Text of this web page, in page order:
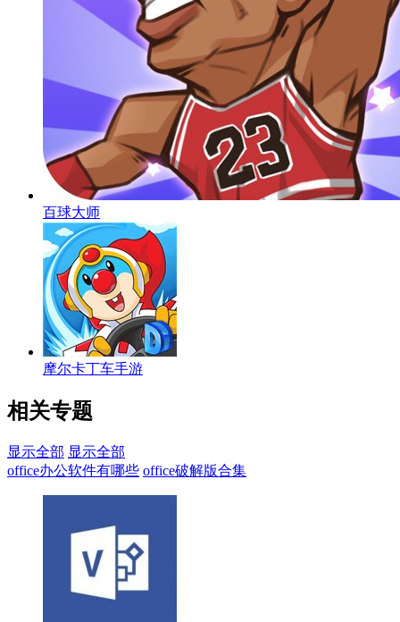
百球大师
摩尔卡丁车手游
相关专题
显示全部 显示全部
office办公软件有哪些 office破解版合集